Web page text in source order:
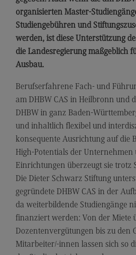
Modulangebot
Berufsperspektiven
Kontakt
Elektrotechnik und
Profil-O-Mat Elektrotechnik und
Informationstechnik
(External link)
Rahmenbedingungen
Modulangebot
Berufsperspektiven
Kontakt
Entrepreneurship
Entrepreneurship
Berufsperspektiven
organisierten Master-
Studiengebühren und
werden, ist diese Unterstützung
die Landesregierung maßgeblich
Ausbau.
Berufserfahrene Fach- und
am DHBW CAS in Heilbronn und
DHBW in ganz Baden-
und inhaltlich flexibel und
konsequente Ausrichtung auf die
High-Potentials der Unternehmen
Einrichtungen überzeugt sie trotz
Die Dieter Schwarz Stiftung
gegründete DHBW CAS in der
da weiterbildende Studiengänge
finanziert werden: Von der Miete
Dozentenvergütungen bis zu den
Mitarbeiter/-innen lassen sich so